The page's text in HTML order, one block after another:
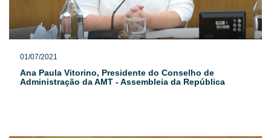
01/07/2021
Ana Paula Vitorino, Presidente do Conselho de
Administração da AMT - Assembleia da República